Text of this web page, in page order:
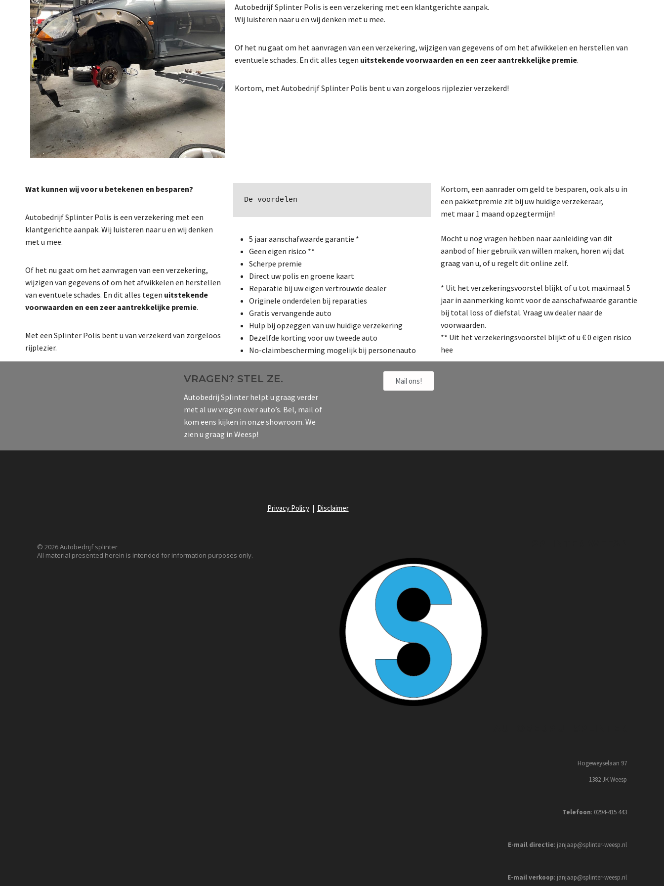
Autobedrijf Splinter Polis is een verzekering met een klantgerichte aanpak.
Wij luisteren naar u en wij denken met u mee.
Of het nu gaat om het aanvragen van een verzekering, wijzigen van gegevens of om het afwikkelen en herstellen van
eventuele schades. En dit alles tegen uitstekende voorwaarden en een zeer aantrekkelijke premie.
Kortom, met Autobedrijf Splinter Polis bent u van zorgeloos rijplezier verzekerd!
Wat kunnen wij voor u betekenen en besparen?
Autobedrijf Splinter Polis is een verzekering met een
klantgerichte aanpak. Wij luisteren naar u en wij denken
met u mee.
Of het nu gaat om het aanvragen van een verzekering,
wijzigen van gegevens of om het afwikkelen en herstellen
van eventuele schades. En dit alles tegen uitstekende
voorwaarden en een zeer aantrekkelijke premie.
Met een Splinter Polis bent u van verzekerd van zorgeloos
rijplezier.
De voordelen
5 jaar aanschafwaarde garantie *
Geen eigen risico **
Scherpe premie
Direct uw polis en groene kaart
Reparatie bij uw eigen vertrouwde dealer
Originele onderdelen bij reparaties
Gratis vervangende auto
Hulp bij opzeggen van uw huidige verzekering
Dezelfde korting voor uw tweede auto
No-claimbescherming mogelijk bij personenauto
Kortom, een aanrader om geld te besparen, ook als u in
een pakketpremie zit bij uw huidige verzekeraar,
met maar 1 maand opzegtermijn!
Mocht u nog vragen hebben naar aanleiding van dit
aanbod of hier gebruik van willen maken, horen wij dat
graag van u, of u regelt dit online zelf.
* Uit het verzekeringsvoorstel blijkt of u tot maximaal 5
jaar in aanmerking komt voor de aanschafwaarde garantie
bij total loss of diefstal. Vraag uw dealer naar de
voorwaarden.
** Uit het verzekeringsvoorstel blijkt of u € 0 eigen risico
hee
VRAGEN? STEL ZE.
Autobedrij Splinter helpt u graag verder
met al uw vragen over auto’s. Bel, mail of
kom eens kijken in onze showroom. We
zien u graag in Weesp!
Mail ons!
Privacy Policy| Disclaimer
© 2026 Autobedrijf splinter
All material presented herein is intended for information purposes only.
Hogeweyselaan 97
1382 JK Weesp
Telefoon: 0294-415 443
E-mail directie: janjaap@splinter-weesp.nl
E-mail verkoop: janjaap@splinter-weesp.nl